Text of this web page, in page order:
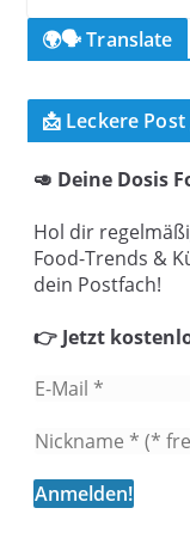
🌍🗣️ Translate
📩 Leckere
🥑 Deine Dosis
Hol dir
Food-Trends &
dein Postfach!
👉 Jetzt